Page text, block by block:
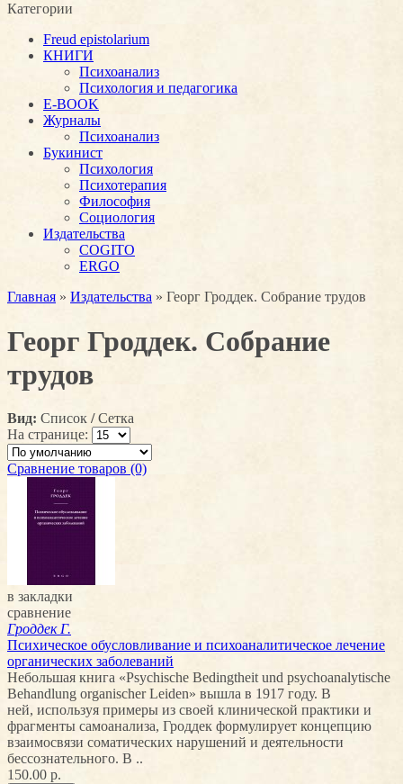
Категории
Freud epistolarium
КНИГИ
Психоанализ
Психология и педагогика
E-BOOK
Журналы
Психоанализ
Букинист
Психология
Психотерапия
Философия
Социология
Издательства
COGITO
ERGO
Главная » Издательства » Георг Гроддек. Собрание трудов
Георг Гроддек. Собрание
трудов
Вид: Список / Сетка
На странице:
Сравнение товаров (0)
в закладки
сравнение
Гроддек Г.
Психическое обусловливание и психоаналитическое лечение
органических заболеваний
Небольшая книга «Psychische Bedingtheit und psychoanalytische
Behandlung organischer Leiden» вышла в 1917 году. В
ней, используя примеры из своей клинической практики и
фрагменты самоанализа, Гроддек формулирует концепцию
взаимосвязи соматических нарушений и деятельности
бессознательного. В ..
150.00 р.